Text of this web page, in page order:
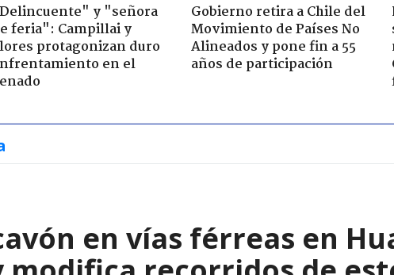
y "señora
feria": Campillai y
protagonizan duro
en el
Gobierno retira a Chile del
Movimiento de Países No
Alineados y pone fin a 55
años de participación
en vías férreas en